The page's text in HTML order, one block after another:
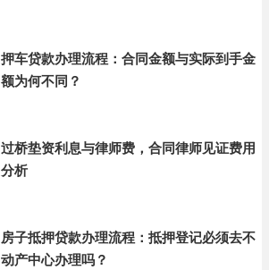
押车贷款办理流程：合同金额与实际到手金
额为何不同？
过桥垫资利息与律师费，合同律师见证费用
分析
房子抵押贷款办理流程：抵押登记必须去不
动产中心办理吗？